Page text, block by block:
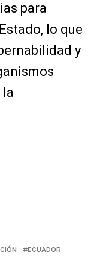
para
lo que
y
la
ECUADOR